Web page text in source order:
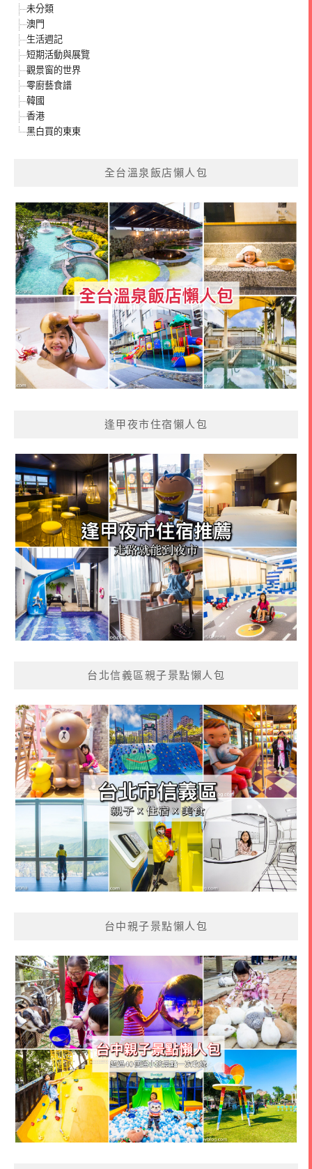
未分類
澳門
生活週記
短期活動與展覽
觀景窗的世界
零廚藝食譜
韓國
香港
黑白買的東東
全台溫泉飯店懶人包
逢甲夜市住宿懶人包
台北信義區親子景點懶人包
台中親子景點懶人包